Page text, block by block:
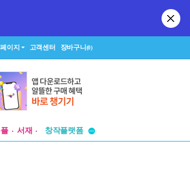
이지 고객센터 장바구니(0)
서재
창작플랫폼